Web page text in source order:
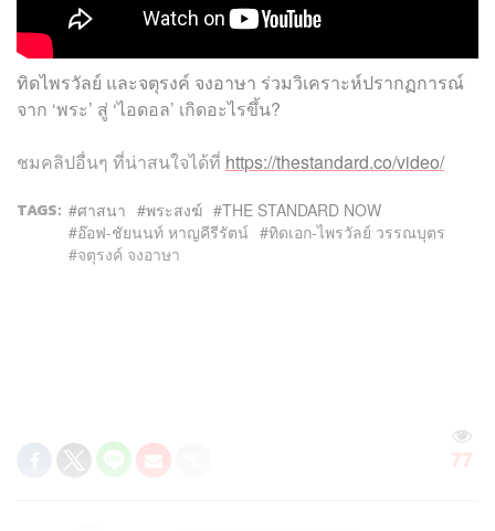
ทิดไพรวัลย์ และจตุรงค์ จงอาษา ร่วมวิเคราะห์ปรากฏการณ์
จาก ‘พระ’ สู่ ‘ไอดอล’ เกิดอะไรขึ้น?
ชมคลิปอื่นๆ ที่น่าสนใจได้ที่ https://thestandard.co/video/
TAGS: ศาสนา พระสงฆ์
THE STANDARD NOW
อ๊อฟ-ชัยนนท์ หาญคีรีรัตน์
ทิดเอก-ไพรวัลย์ วรรณบุตร
จตุรงค์ จงอาษา
77